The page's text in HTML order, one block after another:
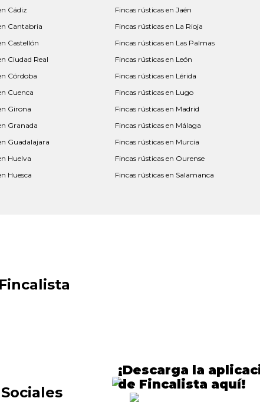
Cádiz
Cantabria
Castellón
Ciudad Real
Córdoba
Cuenca
Girona
Granada
Guadalajara
Huelva
Huesca
Fincas rústicas en Jaén
Fincas rústicas en La Rioja
Fincas rústicas en Las Palmas
Fincas rústicas en León
Fincas rústicas en Lérida
Fincas rústicas en Lugo
Fincas rústicas en Madrid
Fincas rústicas en Málaga
Fincas rústicas en Murcia
Fincas rústicas en Ourense
Fincas rústicas en Salamanca
¡Descarga la
de Fincalista aquí!